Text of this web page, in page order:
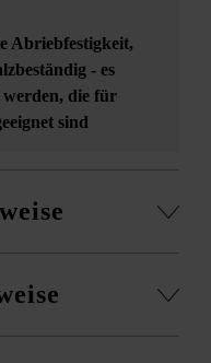
Abriebfestigkeit,
- es
die für
sind
Mindestfugenbreite